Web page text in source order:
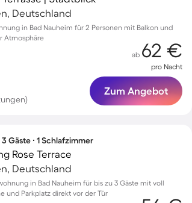
Deutschland
in Bad Nauheim für 2 Personen mit Balkon und
Atmosphäre
ab 62 €
pro Nacht
Zum Angebot
Gäste ∙ 1 Schlafzimmer
Rose Terrace
Deutschland
in Bad Nauheim für bis zu 3 Gäste mit voll
und Parkplatz direkt vor der Tür